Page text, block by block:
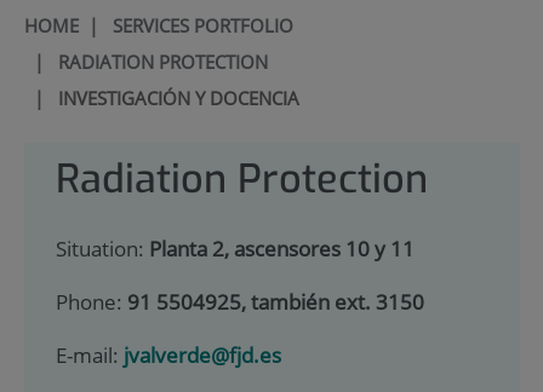
HOME| SERVICES PORTFOLIO
| RADIATION PROTECTION
| INVESTIGACIÓN Y DOCENCIA
Radiation Protection
Situation: Planta 2, ascensores 10 y 11
Phone: 91 5504925, también ext. 3150
E-mail: jvalverde@fjd.es